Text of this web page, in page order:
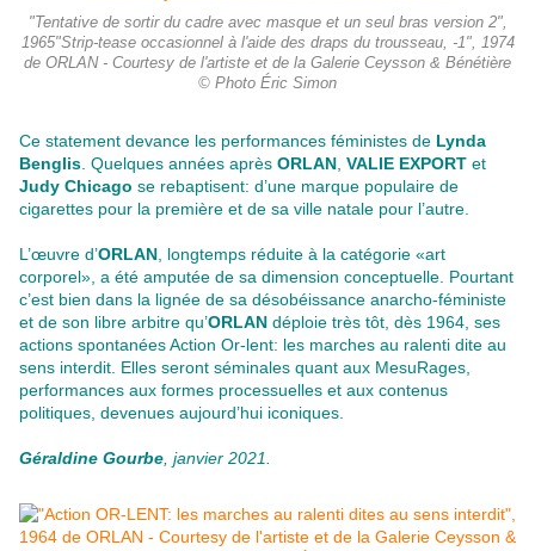
"Tentative de sortir du cadre avec masque et un seul bras version 2",
1965"Strip-tease occasionnel à l'aide des draps du trousseau, -1", 1974
de ORLAN - Courtesy de l'artiste et de la Galerie Ceysson & Bénétière
© Photo Éric Simon
Ce statement devance les performances féministes de Lynda
Benglis . Quelques années après ORLAN VALIE EXPORT et
Judy Chicago se rebaptisent: d’une marque populaire de
cigarettes pour la première et de sa ville natale pour l’autre.
L’œuvre d’ORLAN , longtemps réduite à la catégorie «art
corporel», a été amputée de sa dimension conceptuelle. Pourtant
c’est bien dans la lignée de sa désobéissance anarcho-féministe
et de son libre arbitre qu’ORLAN déploie très tôt, dès 1964, ses
actions spontanées Action Or-lent: les marches au ralenti dite au
sens interdit. Elles seront séminales quant aux MesuRages,
performances aux formes processuelles et aux contenus
politiques, devenues aujourd’hui iconiques.
Géraldine Gourbe , janvier 2021.